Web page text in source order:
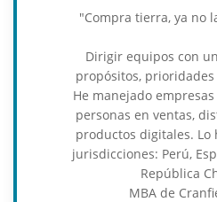
"Compra tierra, ya no
Dirigir equipos con
propósitos,
He manejado
personas en ventas,
productos digitales.
jurisdicciones: Perú,
República
MBA de